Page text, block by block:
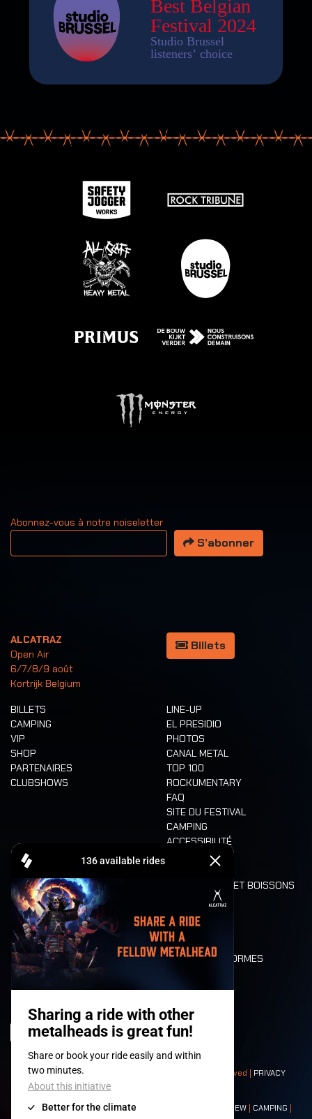
Abonnez-vous à notre noiseletter
Votre adresse email
S’abonner
ALCATRAZ
Open Air
6/7/8/9 août
Kortrijk Belgium
Billets
BILLETS
CAMPING
VIP
SHOP
PARTENAIRES
CLUBSHOWS
LINE-UP
EL PRESIDIO
PHOTOS
CANAL METAL
TOP 100
ROCKUMENTARY
FAQ
SITE DU FESTIVAL
CAMPING
ACCESSIBILITÉ
CASHLESS
ALIMENTATION ET BOISSONS
LONE WOLVES
PLAN
DEATH RIDE
VALEURS ET NORMES
HISTOIRE
© 2008-2026- Apache Productions VZW – All rights reserved | PRIVACY
POLICY|CONDITIONS GÉNÉRALES
Contact:GENERAL| PARTNERSHIPS CREW | CAMPING |